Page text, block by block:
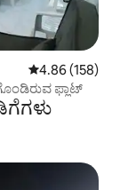
5 ರಲ್ಲಿ 4.86
4.86 (158)
ಫ್ಲಾಟ್